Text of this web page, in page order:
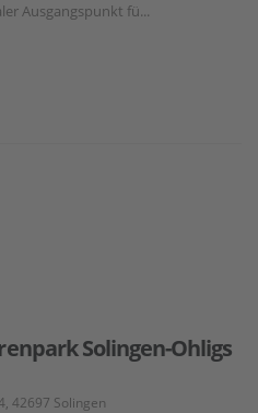
Ausgangspunkt fü...
Solingen-Ohligs
42697 Solingen